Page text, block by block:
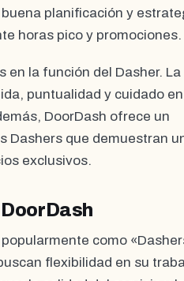
planificación y
horas pico y promociones.
en la función del Dasher. La
puntualidad y cuidado
DoorDash ofrece un
Dashers que demuestran
exclusivos.
como
flexibilidad en su